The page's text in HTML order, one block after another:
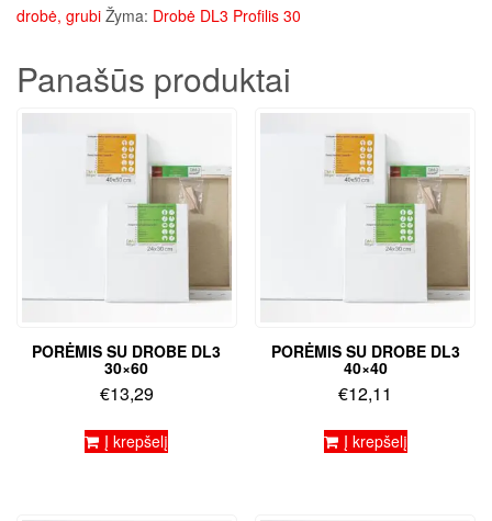
drobė, grubi Žyma: Drobė DL3 Profilis 30
Panašūs produktai
PORĖMIS SU DROBE DL3
30×60
€13,29
Į krepšelį
PORĖMIS SU DROBE DL3
40×40
€12,11
Į krepšelį